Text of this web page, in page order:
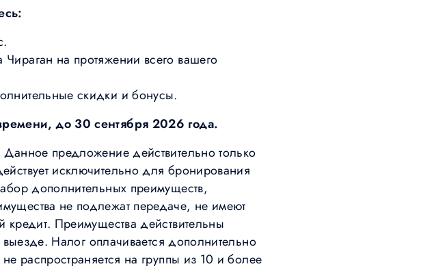
на протяжении всего вашего
скидки и бонусы.
до 30 сентября 2026 года.
предложение действительно только
исключительно для бронирования
дополнительных преимуществ,
не подлежат передаче, не имеют
Преимущества действительны
Налог оплачивается дополнительно
распространяется на группы из 10 и более